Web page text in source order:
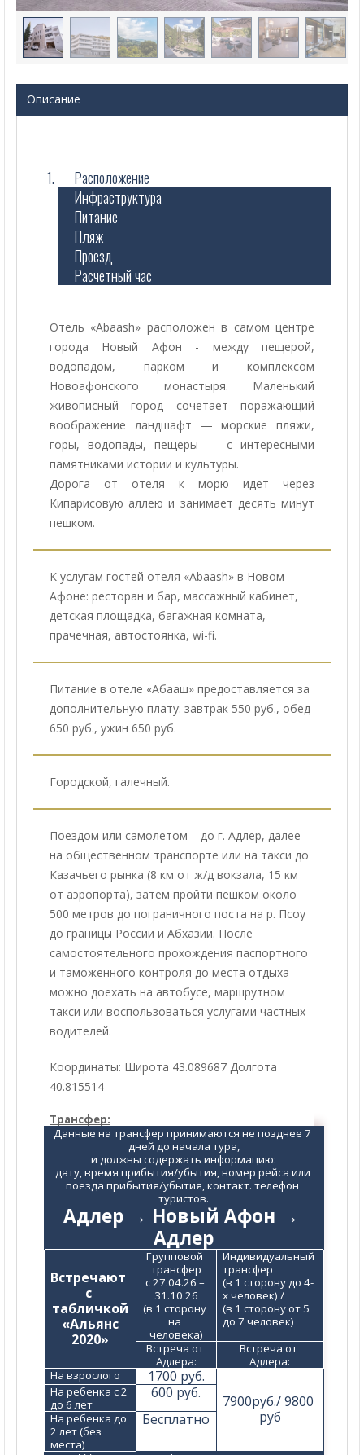
Описание
Расположение
Инфраструктура
Питание
Пляж
Проезд
Расчетный час
Отель «Abaash» расположен в самом центре
города Новый Афон - между пещерой,
водопадом, парком и комплексом
Новоафонского монастыря. Маленький
живописный город сочетает поражающий
воображение ландшафт — морские пляжи,
горы, водопады, пещеры — с интересными
памятниками истории и культуры.
Дорога от отеля к морю идет через
Кипарисовую аллею и занимает десять минут
пешком.
К услугам гостей отеля «Abaash» в Новом
Афоне: ресторан и бар, массажный кабинет,
детская площадка, багажная комната,
прачечная, автостоянка, wi-fi.
Питание в отеле «Абааш» предоставляется за
дополнительную плату: завтрак 550 руб., обед
650 руб., ужин 650 руб.
Городской, галечный.
Поездом или самолетом – до г. Адлер, далее
на общественном транспорте или на такси до
Казачьего рынка (8 км от ж/д вокзала, 15 км
от аэропорта), затем пройти пешком около
500 метров до пограничного поста на р. Псоу
до границы России и Абхазии. После
самостоятельного прохождения паспортного
и таможенного контроля до места отдыха
можно доехать на автобусе, маршрутном
такси или воспользоваться услугами частных
водителей.
Координаты: Широта 43.089687 Долгота
40.815514
Трансфер:
Данные на трансфер принимаются не позднее 7
дней до начала тура,
и должны содержать информацию:
дату, время прибытия/убытия, номер рейса или
поезда прибытия/убытия, контакт. телефон
туристов.
Адлер → Новый Афон →
Адлер
Встречают
с
табличкой
«Альянс
2020»
Групповой
трансфер
с 27.04.26 –
31.10.26
(в 1 сторону
на
человека)
Индивидуальный
трансфер
(в 1 сторону до 4-
х человек) /
(в 1 сторону от 5
до 7 человек)
Встреча от
Адлера:
Встреча от
Адлера:
На взрослого
1700 руб.
7900руб./ 9800
руб
На ребенка с 2
до 6 лет
600 руб.
На ребенка до
2 лет (без
места)
Бесплатно